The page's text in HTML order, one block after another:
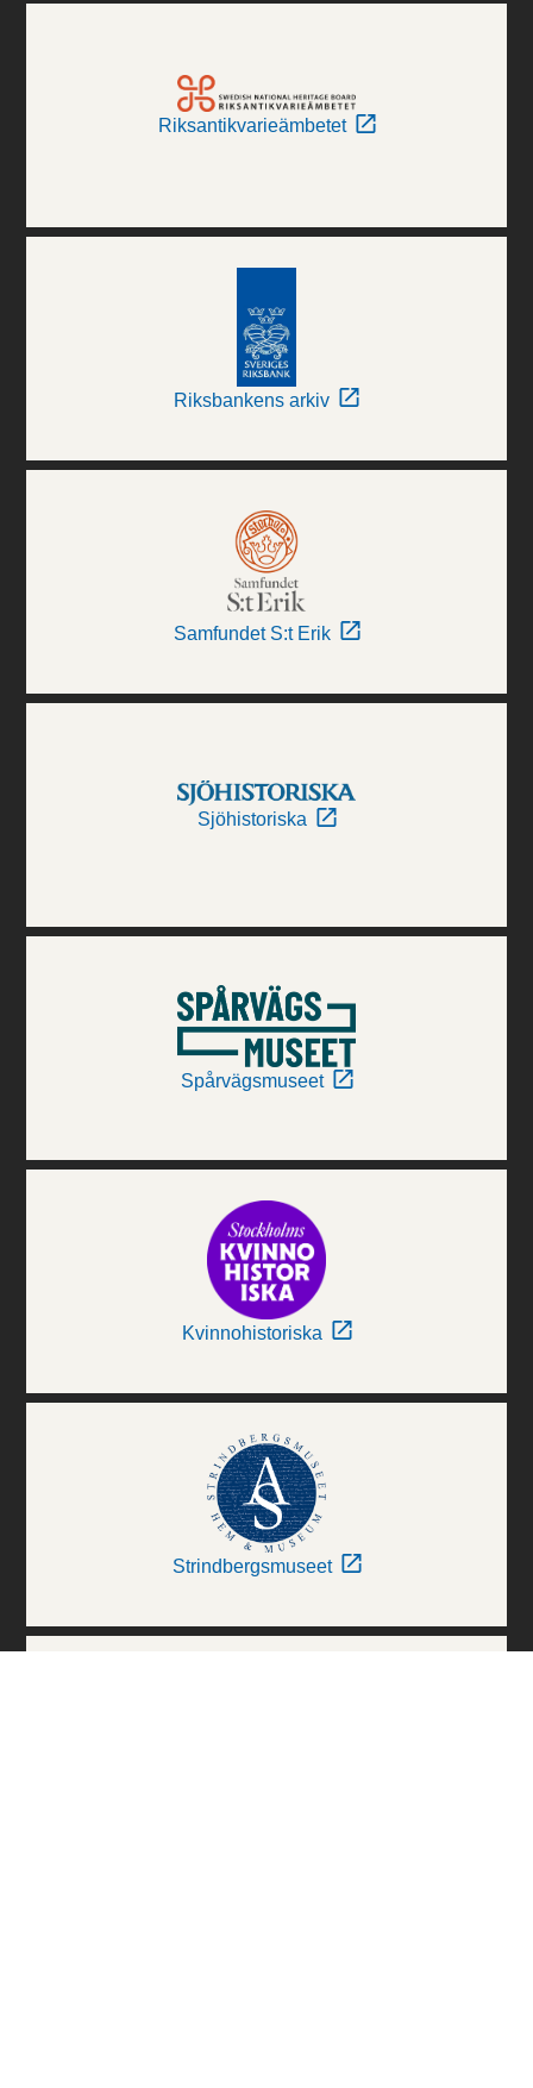
Riksantikvarieämbetet
Riksbankens arkiv
Samfundet S:t Erik
Sjöhistoriska
Spårvägsmuseet
Kvinnohistoriska
Strindbergsmuseet